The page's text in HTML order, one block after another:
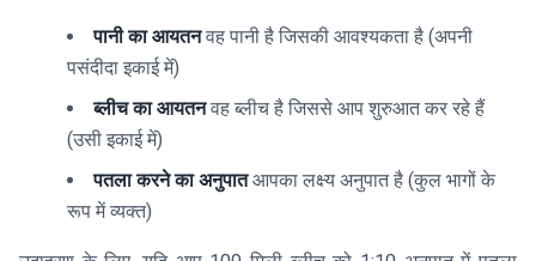
\times
(\text{पतला
करने का
अनुपात} - 1)
पानी का आयतनवह पानी है जिसकी आवश्यकता है (अपनी
पसंदीदा इकाई में)
ब्लीच का आयतनवह ब्लीच है जिससे आप शुरुआत कर रहे हैं
(उसी इकाई में)
पतला करने का अनुपातआपका लक्ष्य अनुपात है (कुल भागों के
रूप में व्यक्त)